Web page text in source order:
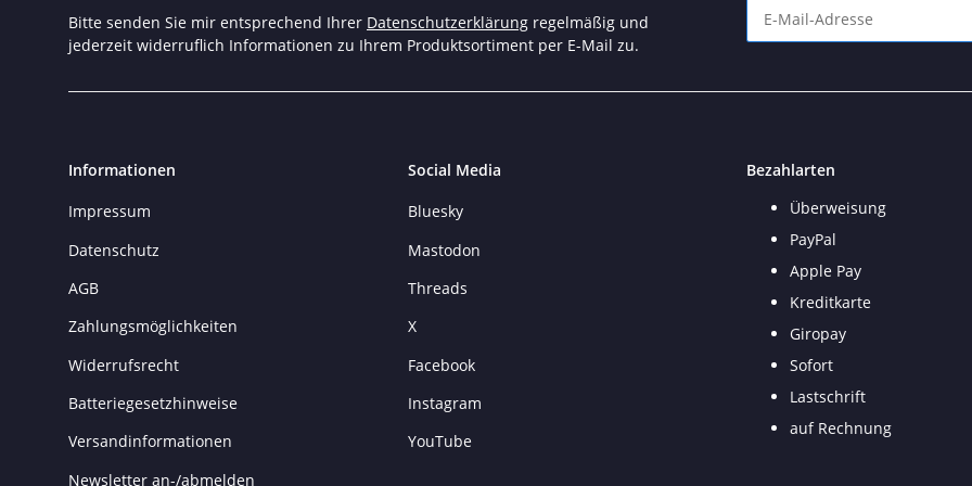
Bitte senden Sie mir entsprechend Ihrer Datenschutzerklärung regelmäßig und
jederzeit widerruflich Informationen zu Ihrem Produktsortiment per E-Mail zu.
Informationen
Impressum
Datenschutz
AGB
Zahlungsmöglichkeiten
Widerrufsrecht
Batteriegesetzhinweise
Versandinformationen
Newsletter an-/abmelden
Social Media
Bluesky
Mastodon
Threads
X
Facebook
Instagram
YouTube
Bezahlarten
Überweisung
PayPal
Apple Pay
Kreditkarte
Giropay
Sofort
Lastschrift
auf Rechnung